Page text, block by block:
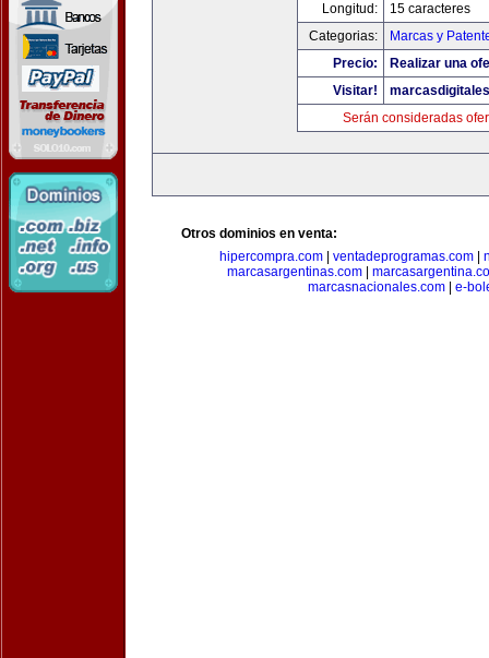
Longitud:
15 caracteres
Categorias:
Marcas y
Precio:
Realizar una
Visitar!
Serán consideradas
Otros dominios en venta:
hipercompra.com
ventadeprogramas.com
marcasargentinas.com
marcasnacionales.com| e-